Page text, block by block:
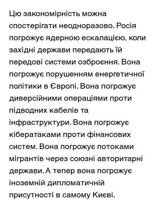
Цю закономірність можна
спостерігати неодноразово. Росія
погрожує ядерною ескалацією, коли
західні держави передають їй
передові системи озброєння. Вона
погрожує порушенням енергетичної
політики в Європі. Вона погрожує
диверсійними операціями проти
підводних кабелів та
інфраструктури. Вона погрожує
кібератаками проти фінансових
систем. Вона погрожує потоками
мігрантів через союзні авторитарні
держави. А тепер вона погрожує
іноземній дипломатичній
присутності в самому Києві.